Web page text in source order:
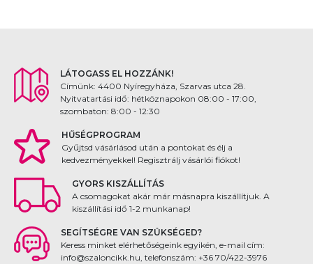
LÁTOGASS EL HOZZÁNK!
Címünk: 4400 Nyíregyháza, Szarvas utca 28.
Nyitvatartási idő: hétköznapokon 08:00 - 17:00,
szombaton: 8:00 - 12:30
HŰSÉGPROGRAM
Gyűjtsd vásárlásod után a pontokat és élj a
kedvezményekkel! Regisztrálj vásárlói fiókot!
GYORS KISZÁLLÍTÁS
A csomagokat akár már másnapra kiszállítjuk. A
kiszállítási idő 1-2 munkanap!
SEGÍTSÉGRE VAN SZÜKSÉGED?
Keress minket elérhetőségeink egyikén, e-mail cím:
info@szaloncikk.hu, telefonszám: +36 70/422-3976